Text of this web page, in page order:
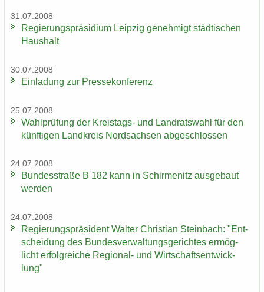
31.07.2008
Re­gie­rungs­prä­si­di­um Leip­zig ge­neh­migt städ­ti­schen
Haus­halt
30.07.2008
Ein­la­dung zur Pres­se­kon­fe­renz
25.07.2008
Wahl­prü­fung der Kreistags-​ und Land­rats­wahl für den
künf­ti­gen Land­kreis Nord­sach­sen ab­ge­schlos­sen
24.07.2008
Bun­des­stra­ße B 182 kann in Schir­menitz aus­ge­baut
wer­den
24.07.2008
Re­gie­rungs­prä­si­dent Wal­ter Chris­ti­an Stein­bach: "Ent­
schei­dung des Bun­des­ver­wal­tungs­ge­rich­tes er­mög­
licht er­folg­rei­che Regional-​ und Wirt­schafts­ent­wick­
lung"